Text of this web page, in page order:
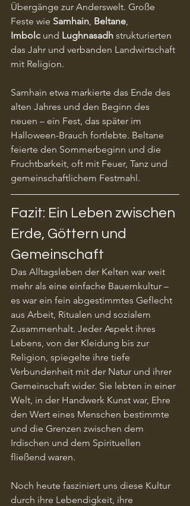
Übergänge zur Anderswelt. Große
Feste wie Samhain Beltane
Imbolc und Lughnasadh strukturierten
das Jahr und verbanden Landwirtschaft
mit Religion.
Samhain etwa markierte das Ende des
alten Jahres und den Beginn des
neuen – ein Fest, das später im
Halloween-Brauch fortlebte. Beltane
feierte den Sommerbeginn und die
Fruchtbarkeit, oft mit Feuer, Tanz und
gemeinschaftlichem Festmahl.
Fazit: Ein Leben zwischen
Erde, Göttern und
Gemeinschaft
Das Alltagsleben der Kelten war weit
mehr als eine einfache Bauernkultur –
es war ein fein abgestimmtes Geflecht
aus Arbeit, Ritualen und sozialem
Zusammenhalt. Jeder Aspekt ihres
Lebens, von der Kleidung bis zur
Religion, spiegelte ihre tiefe
Verbundenheit mit der Natur und ihrer
Gemeinschaft wider. Sie lebten in einer
Welt, in der Handwerk Kunst war, Ehre
den Wert eines Menschen bestimmte
und die Grenzen zwischen dem
Irdischen und dem Spirituellen
fließend waren.
Noch heute fasziniert uns diese Kultur
durch ihre Lebendigkeit, ihre